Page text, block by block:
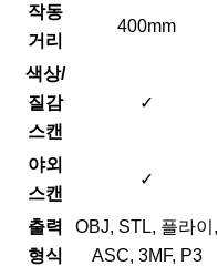
작동
거리
400mm
색상/
질감
스캔
✓
야외
스캔
✓
출력
형식
OBJ, STL, 플라이,
ASC, 3MF, P3